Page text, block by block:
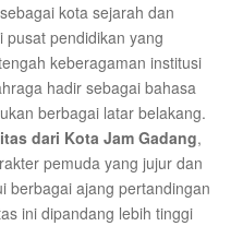
kota sejarah dan
pusat pendidikan yang
keberagaman institusi
hadir sebagai bahasa
berbagai latar belakang.
dari Kota Jam Gadang,
pemuda yang jujur dan
berbagai ajang pertandingan
ini dipandang lebih tinggi